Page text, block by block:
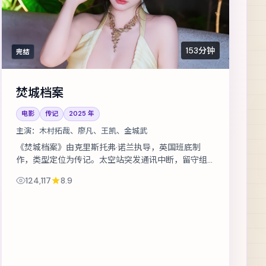
完结 153分钟
焚城档案
电影 传记 2025 年
主演： 木村拓哉、廖凡、王凯、金城武
《焚城档案》由克里斯托弗·诺兰执导，英国班底制
作，类型定位为传记。太空站突发通讯中断，留守组
凡、王凯 等，表演层次丰富。在类型框架内...
124,117 8.9